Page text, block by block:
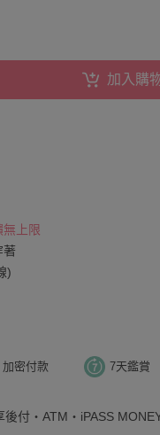
加入購
無上限
著
)
加密付款 7天鑑賞
付・ATM・iPASS